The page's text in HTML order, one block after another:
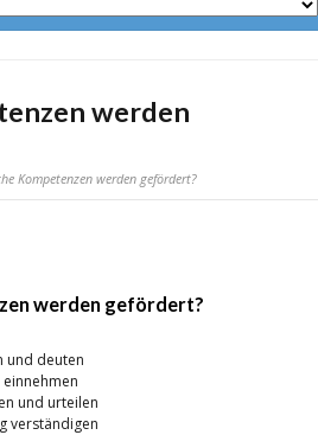
werden
Kompetenzen werden gefördert?
werden gefördert?
und deuten
und urteilen
verständigen